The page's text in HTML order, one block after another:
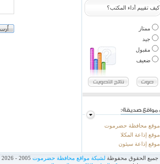
كيف تقييم أداء المكتب؟
ممتاز
جيد
مقبول
ضعيف
موقع محافظة حضرموت
موقع إذاعة المكلا
موقع إذاعة سيئون
جميع الحقوق محفوظة لشبكة مواقع محافظة حضرموت